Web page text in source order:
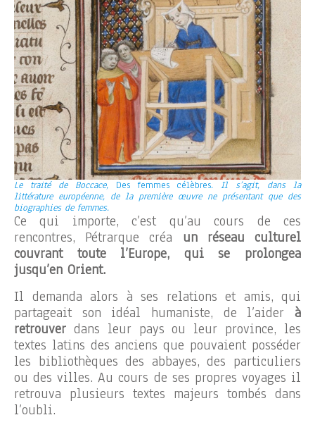
Le traité de Boccace, Des femmes célèbres. Il s’agit, dans la
littérature européenne, de la première œuvre ne présentant que des
biographies de femmes.
Ce qui importe, c’est qu’au cours de ces
rencontres, Pétrarque créa un réseau culturel
couvrant toute l’Europe, qui se prolongea
jusqu’en Orient.
Il demanda alors à ses relations et amis, qui
partageait son idéal humaniste, de l’aider à
retrouver dans leur pays ou leur province, les
textes latins des anciens que pouvaient posséder
les bibliothèques des abbayes, des particuliers
ou des villes. Au cours de ses propres voyages il
retrouva plusieurs textes majeurs tombés dans
l’oubli.